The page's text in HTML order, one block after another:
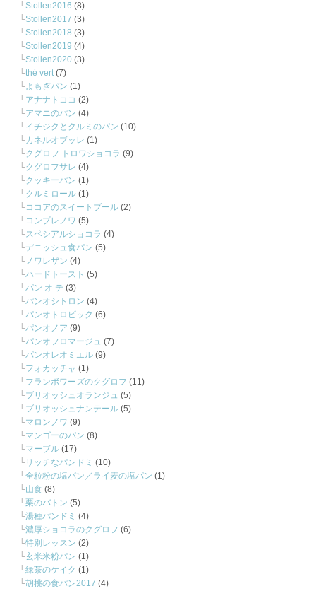
Stollen2016 (8)
Stollen2017 (3)
Stollen2018 (3)
Stollen2019 (4)
Stollen2020 (3)
thé vert(7)
よもぎパン (1)
アナナトココ (2)
アマニのパン (4)
イチジクとクルミのパン (10)
カネルオブッレ (1)
クグロフ トロワショコラ (9)
クグロフサレ (4)
クッキーパン (1)
クルミロール (1)
ココアのスイートブール (2)
コンプレノワ (5)
スペシアルショコラ (4)
デニッシュ食パン (5)
ノワレザン (4)
ハードトースト (5)
パン オ テ (3)
パンオシトロン (4)
パンオトロピック (6)
パンオノア (9)
パンオフロマージュ (7)
パンオレオミエル (9)
フォカッチャ (1)
フランボワーズのクグロフ (11)
ブリオッシュオランジュ (5)
ブリオッシュナンテール (5)
マロンノワ (9)
マンゴーのパン (8)
マーブル (17)
リッチなパンドミ (10)
全粒粉の塩パン／ライ麦の塩パン (1)
山食 (8)
栗のバトン (5)
湯種パンドミ (4)
濃厚ショコラのクグロフ (6)
特別レッスン (2)
玄米米粉パン (1)
緑茶のケイク (1)
胡桃の食パン2017 (4)